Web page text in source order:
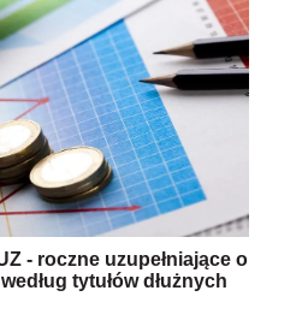
- roczne uzupełniające o
tytułów dłużnych